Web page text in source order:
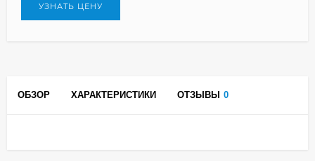
УЗНАТЬ ЦЕНУ
ОБЗОР ХАРАКТЕРИСТИКИ ОТЗЫВЫ 0